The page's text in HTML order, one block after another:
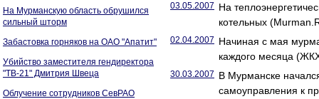
На Мурманскую область обрушился
сильный шторм
Забастовка горняков на ОАО "Апатит"
Убийство заместителя гендиректора
"ТВ-21" Дмитрия Швеца
Облучение сотрудников СевРАО
03.05.2007 На
котельных
02.04.2007 Начиная с мая
каждого месяца
30.03.2007 В Мурманске
самоуправления к